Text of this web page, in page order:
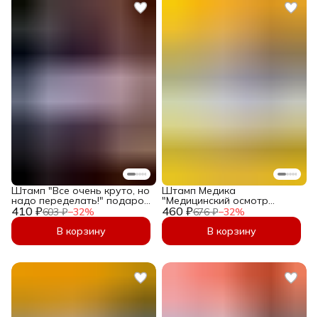
410 ₽603 ₽−32%
Штамп "Все очень круто, но
надо переделать!" подарок
прикол начальнику,
руководителю, директору,
размер 36х12мм
В корзину
460 ₽676 ₽−32%
Штамп Медика
"Медицинский осмотр
прошел, к рейсу допущен" с
датой, с подписью, для
путевых листов, печать
медосмотр 45х16 мм
В корзину